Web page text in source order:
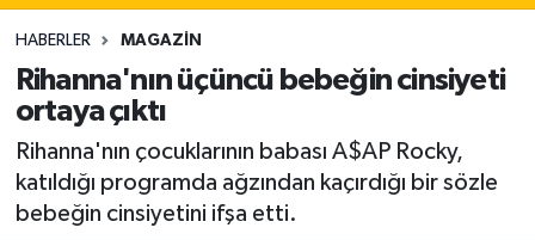
HABERLER MAGAZIN
Rihanna'nın üçüncü bebeğin cinsiyeti
ortaya çıktı
Rihanna'nın çocuklarının babası A$AP Rocky,
katıldığı programda ağzından kaçırdığı bir sözle
bebeğin cinsiyetini ifşa etti.
Politika
Asayiş
Magazin
Hava Durumu
İstanbul Namaz Vakitleri
Süper Lig Puan Durumu ve Fikstür